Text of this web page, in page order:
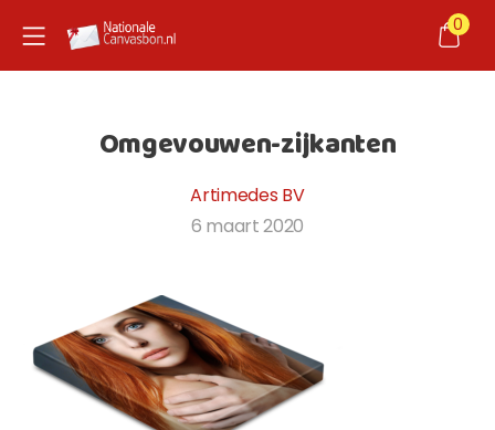
child menu
0
Omgevouwen-zijkanten
Artimedes BV
6 maart 2020